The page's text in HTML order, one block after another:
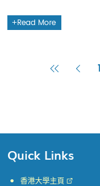
Read More
First
1
Quick Links
香港大學主頁